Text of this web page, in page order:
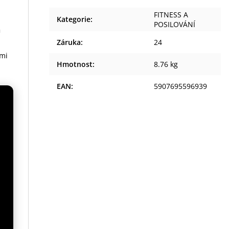
Kategorie:
FITNESS A
POSILOVÁNÍ
Záruka: 24
Hmotnost: 8.76 kg
EAN: 5907695596939